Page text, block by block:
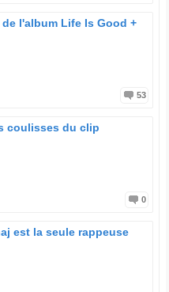
l'album Life Is Good +
53
coulisses du clip
0
est la seule rappeuse